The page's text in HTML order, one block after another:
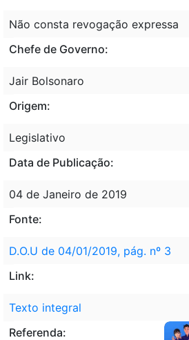
Não consta revogação expressa
Chefe de Governo:
Jair Bolsonaro
Origem:
Legislativo
Data de Publicação:
04 de Janeiro de 2019
Fonte:
D.O.U de 04/01/2019, pág. nº 3
Link:
Texto integral
Referenda: